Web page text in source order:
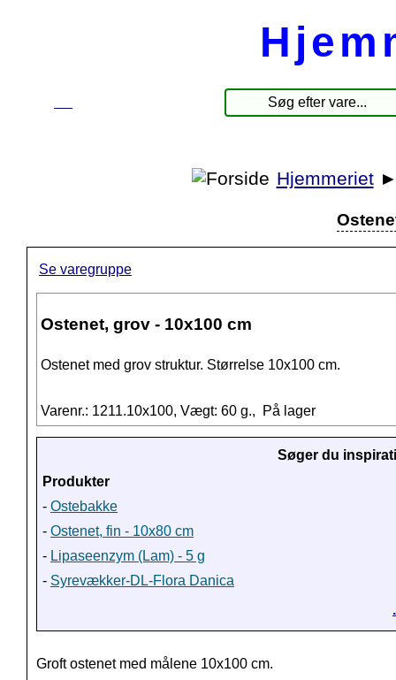
Hjemmeriet
Se varegruppe
Ostenet, grov - 10x100 cm
Ostenet med grov struktur. Størrelse 10x100 cm.
Varenr.: 1211.10x100, Vægt: 60 g., På lager
Søger du
Produkter
- Ostebakke
- Ostenet, fin - 10x80 cm
- Lipaseenzym (Lam) - 5 g
- Syrevækker-DL-Flora Danica
Groft ostenet med målene 10x100 cm.